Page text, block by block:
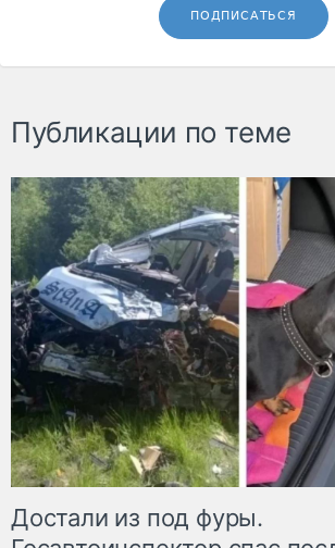
ПОДПИСАТЬСЯ
Публикации по теме
Достали из под фуры.